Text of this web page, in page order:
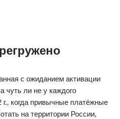
с ожиданием активации
чуть ли не у каждого
г., когда привычные платёжные
на территории России,